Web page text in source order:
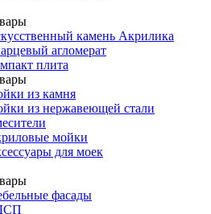
камень Акрилика
агломерат
плита
из камня
из нержавеющей стали
мойки
для моек
фасады